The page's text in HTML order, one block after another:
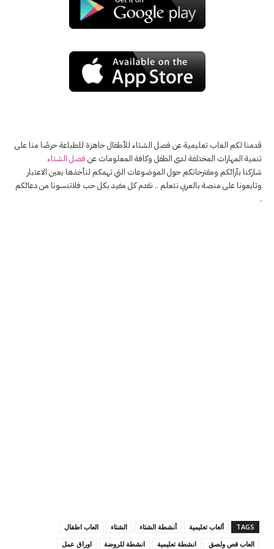
قدمنا لكم العاب تعليمية عن فصل الشتاء للأطفال جاهزة للطباعة حرصًا منا على
تنمية المهارات المختلفة لدى الطفل وكافة المعلومات عن فصل الشتاء
شاركنا بآرائكم ومقترحاتكم حول الموضوعات التي تهمكم لنأخذها بعين الاعتبار
وتابعونا على منصة بالعربي نتعلم .. نقدم كل مفيد بكل حب فلاتنسونا من دعائكم
.
TAGS ألعاب تعليمية أنشطة الشتاء الشتاء
العاب اطفال
العاب قص ولصق
انشطة تعليمية انشطة للروضة
اوراق عمل